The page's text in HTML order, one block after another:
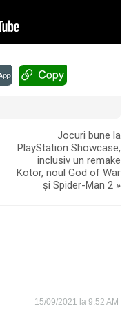
Jocuri bune la
PlayStation Showcase,
inclusiv un remake
Kotor, noul God of War
și Spider-Man 2 »
15/09/2021 la 9:52 AM